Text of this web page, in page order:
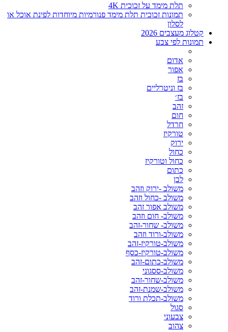
תלת מימד על זכוכית 4K
תמונות זכוכית תלת מימד פנורמיות מיוחדות לפינת אוכל או
לסלון
קטלוג מעצבים 2026
תמונות לפי צבע
אדום
אפור
בז
בז וניטרליים
בז׳
זהב
חום
חרדל
טורקיז
ירוק
כחול
כחול וטורקיז
כתום
לבן
משולב -ירוק וזהב
משולב -כחול וזהב
משולב אפור זהב
משולב- חום וזהב
משולב- שחור-זהב
משולב-ורוד וזהב
משולב-טורקיז-זהב
משולב-טורקיז-כסף
משולב-כתום-זהב
משולב-ססגוני
משולב-שחור-זהב
משולב-שמנת-זהב
משולב-תכלת ורוד
סגול
צבעוני
צהוב